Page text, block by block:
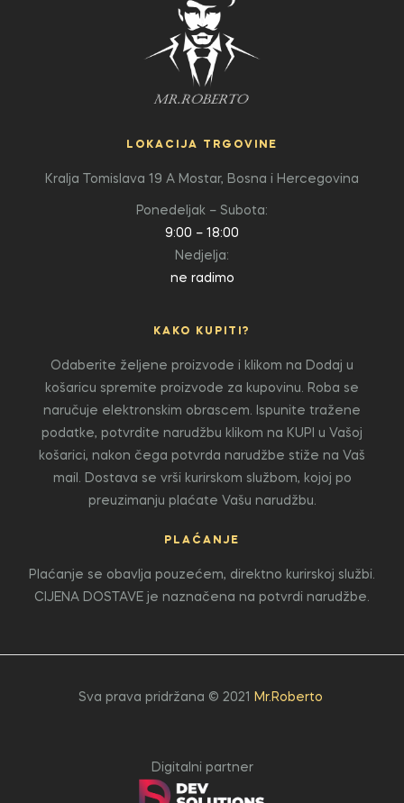
LOKACIJA TRGOVINE
Kralja Tomislava 19 A Mostar, Bosna i Hercegovina
Ponedeljak – Subota:
9:00 – 18:00
Nedjelja:
ne radimo
KAKO KUPITI?
Odaberite željene proizvode i klikom na Dodaj u
košaricu spremite proizvode za kupovinu. Roba se
naručuje elektronskim obrascem. Ispunite tražene
podatke, potvrdite narudžbu klikom na KUPI u Vašoj
košarici, nakon čega potvrda narudžbe stiže na Vaš
mail. Dostava se vrši kurirskom službom, kojoj po
preuzimanju plaćate Vašu narudžbu.
PLAĆANJE
Plaćanje se obavlja pouzećem, direktno kurirskoj službi.
CIJENA DOSTAVE je naznačena na potvrdi narudžbe.
Sva prava pridržana © 2021 Mr.Roberto
Digitalni partner